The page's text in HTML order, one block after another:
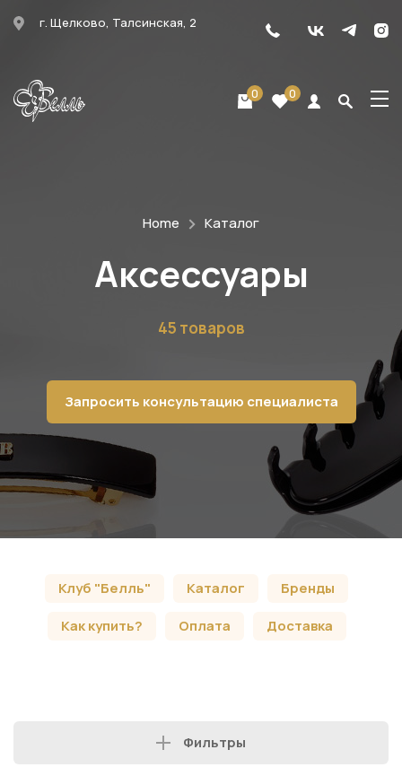
г. Щелково, Талсинская, 2
0 0
Home Каталог
Аксессуары
45 товаров
Запросить консультацию специалиста
Клуб "Белль" Каталог
Бренды
Как купить?
Оплата Доставка
Фильтры